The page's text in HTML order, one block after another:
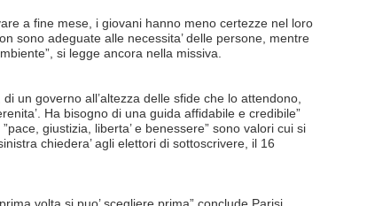
a fine mese, i giovani hanno meno certezze nel loro
sono adeguate alle necessita’ delle persone, mentre
si legge ancora nella missiva.
un governo all’altezza delle sfide che lo attendono,
Ha bisogno di una guida affidabile e credibile”
giustizia, liberta’ e benessere” sono valori cui si
chiedera’ agli elettori di sottoscrivere, il 16